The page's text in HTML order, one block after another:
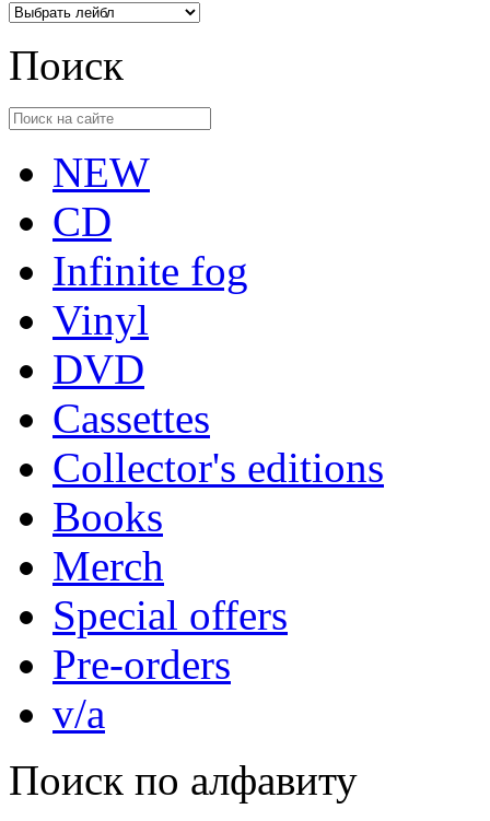
Поиск
NEW
CD
Infinite fog
Vinyl
DVD
Cassettes
Collector's editions
Books
Merch
Special offers
Pre-orders
v/a
Поиск по алфавиту